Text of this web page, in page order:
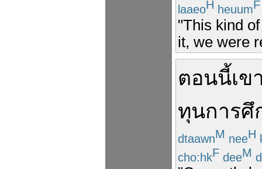
laaeoH heuumF
"This kind
it, we were
ตอนนี้เข
ทุนการศึ
dtaawnM neeH
cho:hkF deeM